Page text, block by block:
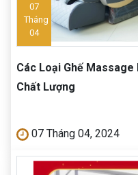
07
Tháng
04
Các Loại Ghế Massage
Chất Lượng
07 Tháng 04, 2024